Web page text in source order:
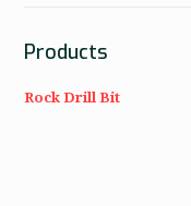
Products
Rock Drill Bit